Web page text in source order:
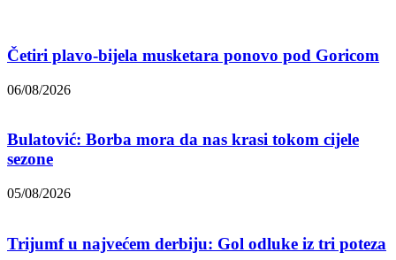
Četiri plavo-bijela musketara ponovo pod Goricom
06/08/2026
Bulatović: Borba mora da nas krasi tokom cijele
sezone
05/08/2026
Trijumf u najvećem derbiju: Gol odluke iz tri poteza